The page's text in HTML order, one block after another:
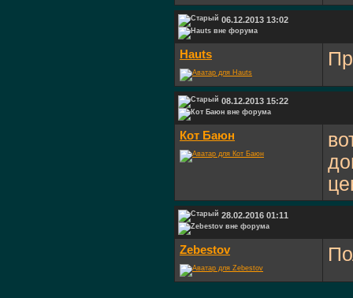
06.12.2013 13:02
Hauts
08.12.2013 15:22
Кот Баюн
28.02.2016 01:11
Zebestov